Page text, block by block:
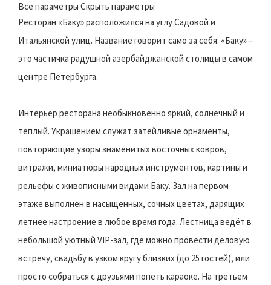
Все параметры Скрыть параметры
Ресторан «Баку» расположился на углу Садовой и
Итальянской улиц. Название говорит само за себя: «Баку» –
это частичка радушной азербайджанской столицы в самом
центре Петербурга.
Интерьер ресторана необыкновенно яркий, солнечный и
тёплый. Украшением служат затейливые орнаменты,
повторяющие узоры знаменитых восточных ковров,
витражи, миниатюры народных инструментов, картины и
рельефы с живописными видами Баку. Зал на первом
этаже выполнен в насыщенных, сочных цветах, дарящих
летнее настроение в любое время года. Лестница ведёт в
небольшой уютный VIP-зал, где можно провести деловую
встречу, свадьбу в узком кругу близких (до 25 гостей), или
просто собраться с друзьями попеть караоке. На третьем